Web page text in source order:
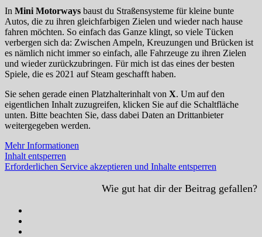
In Mini Motorways baust du Straßensysteme für kleine bunte
Autos, die zu ihren gleichfarbigen Zielen und wieder nach hause
fahren möchten. So einfach das Ganze klingt, so viele Tücken
verbergen sich da: Zwischen Ampeln, Kreuzungen und Brücken ist
es nämlich nicht immer so einfach, alle Fahrzeuge zu ihren Zielen
und wieder zurückzubringen. Für mich ist das eines der besten
Spiele, die es 2021 auf Steam geschafft haben.
Sie sehen gerade einen Platzhalterinhalt von X. Um auf den
eigentlichen Inhalt zuzugreifen, klicken Sie auf die Schaltfläche
unten. Bitte beachten Sie, dass dabei Daten an Drittanbieter
weitergegeben werden.
Mehr Informationen
Inhalt entsperren
Erforderlichen Service akzeptieren und Inhalte entsperren
Wie gut hat dir der Beitrag gefallen?